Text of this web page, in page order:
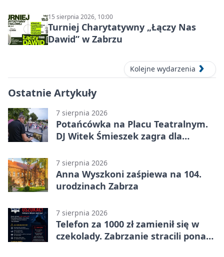
15 sierpnia 2026, 10:00
Turniej Charytatywny „Łączy Nas
Dawid” w Zabrzu
Kolejne wydarzenia
Ostatnie Artykuły
7 sierpnia 2026
Potańcówka na Placu Teatralnym.
DJ Witek Śmieszek zagra dla
7 sierpnia 2026
Anna Wyszkoni zaśpiewa na 104.
urodzinach Zabrza
7 sierpnia 2026
Telefon za 1000 zł zamienił się w
czekolady. Zabrzanie stracili ponad